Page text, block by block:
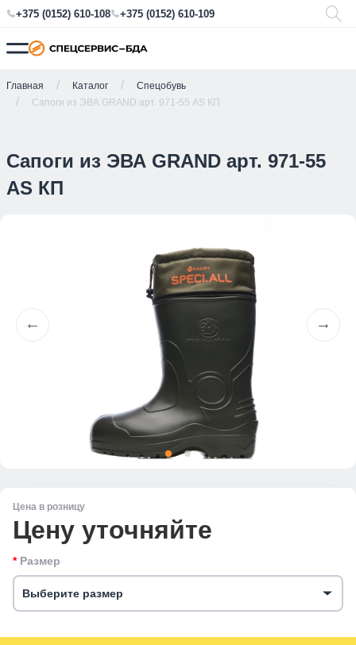
+375 (0152) 610-108 +375 (0152) 610-109
Главная Каталог
Спецобувь
Сапоги из ЭВА GRAND арт. 971-55 AS КП
Сапоги из ЭВА GRAND арт. 971-55
AS КП
Цена в розницу
Цену уточняйте
Размер
Выберите размер